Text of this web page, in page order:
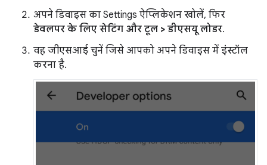
अपने डिवाइस का Settings ऐप्लिकेशन खोलें, फिर
डेवलपर के लिए सेटिंग और टूल > डीएसयू लोडर.
वह जीएसआई चुनें जिसे आपको अपने डिवाइस में इंस्टॉल
करना है.